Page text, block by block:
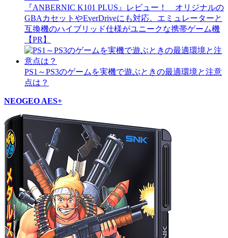
『ANBERNIC K101 PLUS』レビュー！ オリジナルの
GBAカセットやEverDriveにも対応。エミュレーターと
互換機のハイブリッド仕様がユニークな携帯ゲーム機
【PR】
PS1～PS3のゲームを実機で遊ぶときの最適環境と注意
点は？
NEOGEO AES+